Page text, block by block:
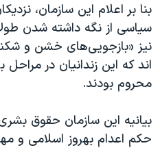
اسرائیل در جنگ
نرگس محمدی برنده جایزه نوبل
همایش محافظه‌کاران آمریکا
سفر پرزیدنت ترامپ به چین
بنا بر اعلام این سازمان،
سیاسی از نگه داشته شدن
نیز «بازجویی‌های خشن و
اند که این زندانیان در
محروم بودند.
بیانیه این سازمان حقوق
حکم اعدام بهروز اسلامی و